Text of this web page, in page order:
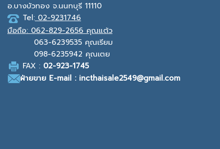
อ.บางบัวทอง จ.นนทบุรี 11110
Tel: 02-9231746
มือถือ: 062-829-2656 คุณแต้ว
063-6239535 คุณเรียม
098-6235942 คุณเตย
FAX : 02-923-1745
ฝ่ายขาย E-mail : incthaisale2549@gmail.com